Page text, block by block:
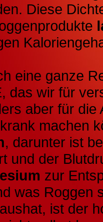
Diese
eine ganze
das wir für
aber für
machen
, darunter ist
und der
zur
was Roggen
ist der